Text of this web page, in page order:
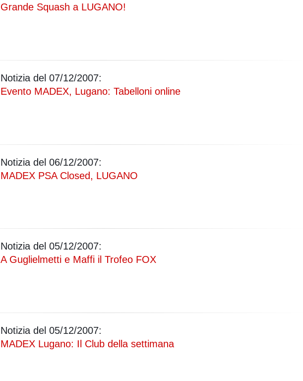
Grande Squash a LUGANO!
Notizia del 07/12/2007:
Evento MADEX, Lugano: Tabelloni online
Notizia del 06/12/2007:
MADEX PSA Closed, LUGANO
Notizia del 05/12/2007:
A Guglielmetti e Maffi il Trofeo FOX
Notizia del 05/12/2007:
MADEX Lugano: Il Club della settimana